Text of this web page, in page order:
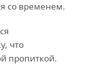
со временем.
что
пропиткой.